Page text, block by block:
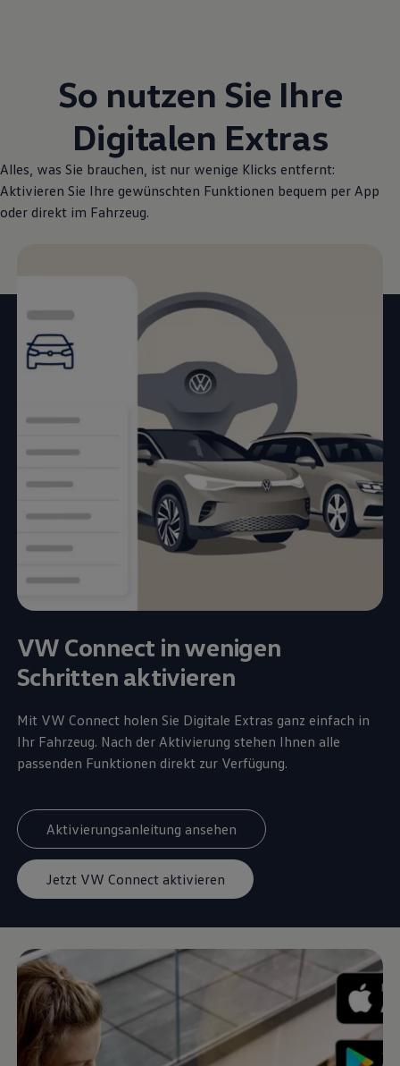
So nutzen Sie Ihre
Digitalen Extras
Alles, was Sie brauchen, ist nur wenige Klicks entfernt:
Aktivieren Sie Ihre gewünschten Funktionen bequem per App
oder direkt im Fahrzeug.
VW Connect in wenigen
Schritten aktivieren
Mit VW Connectholen Sie Digitale Extras ganz einfach in
Ihr Fahrzeug. Nach der Aktivierung stehen Ihnen alle
passenden Funktionen direkt zur Verfügung.
Aktivierungsanleitung ansehen
Jetzt VW Connect aktivieren